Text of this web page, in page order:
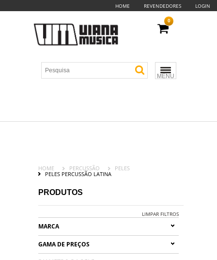
HOME REVENDEDORES LOGIN
MENU
0
HOME PERCUSSÃO
PELES
PELES PERCUSSÃO LATINA
PRODUTOS
LIMPAR FILTROS
MARCA
GAMA DE PREÇOS